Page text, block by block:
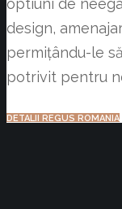
design,
permițându-le
potrivit pentru
DETALII REGUS ROMANIA